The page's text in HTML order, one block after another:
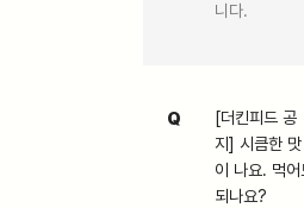
니다.
Q
[더킨피드 공
지] 시큼한 맛
이 나요. 먹어
되나요?